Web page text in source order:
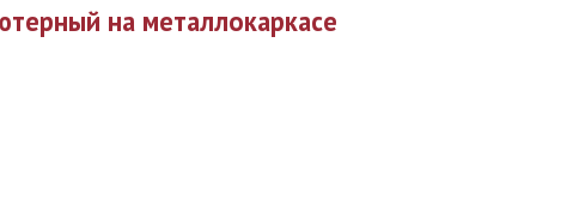
на металлокаркасе